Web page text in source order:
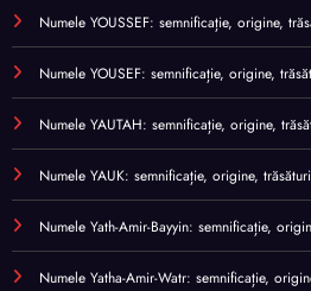
Numele YOUSSEF: semnificație, origine,
Numele YOUSEF: semnificație, origine,
Numele YAUTAH: semnificație, origine,
Numele YAUK: semnificație, origine,
Numele Yath-Amir-Bayyin: semnificație,
Numele Yatha-Amir-Watr: semnificație,